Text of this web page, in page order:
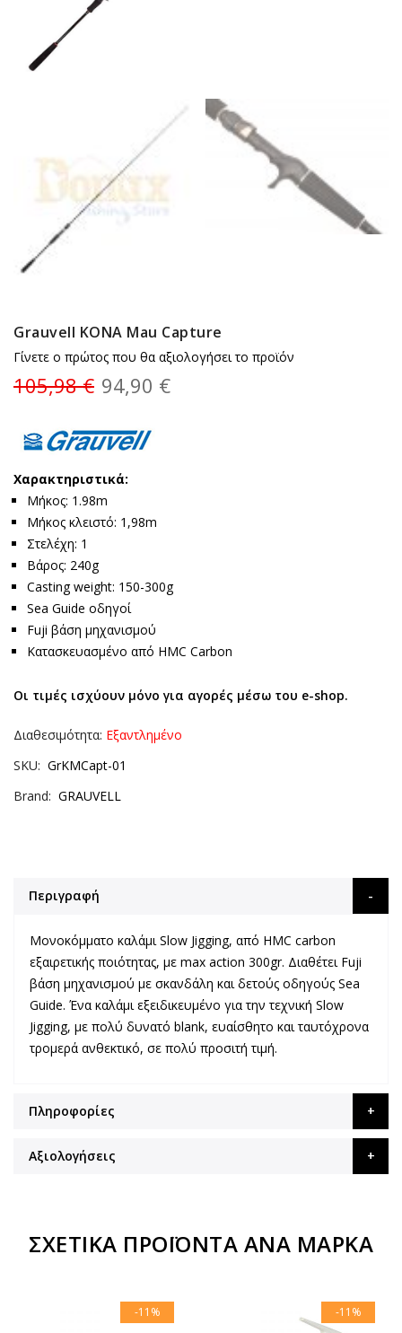
Grauvell KONA Mau Capture
Γίνετε ο πρώτος που θα αξιολογήσει το προϊόν
94,90 €
105,98 €
Χαρακτηριστικά:
Μήκος: 1.98m
Μήκος κλειστό: 1,98m
Στελέχη: 1
Βάρος: 240g
Casting weight: 150-300g
Sea Guide οδηγοί
Fuji βάση μηχανισμού
Κατασκευασμένο από HMC Carbon
Οι τιμές ισχύουν μόνο για αγορές μέσω του e-shop.
Διαθεσιμότητα: Εξαντλημένο
SKU
GrKMCapt-01
Brand
GRAUVELL
Περιγραφή
Μονοκόμματο καλάμι Slow Jigging, από HMC carbon
εξαιρετικής ποιότητας, με max action 300gr. Διαθέτει Fuji
βάση μηχανισμού με σκανδάλη και δετούς οδηγούς Sea
Guide. Ένα καλάμι εξειδικευμένο για την τεχνική Slow
Jigging, με πολύ δυνατό blank, ευαίσθητο και ταυτόχρονα
τρομερά ανθεκτικό, σε πολύ προσιτή τιμή.
Πληροφορίες
Αξιολογήσεις
ΣΧΕΤΙΚΆ ΠΡΟΪΌΝΤΑ ΑΝΆ ΜΆΡΚΑ
-11% -11%